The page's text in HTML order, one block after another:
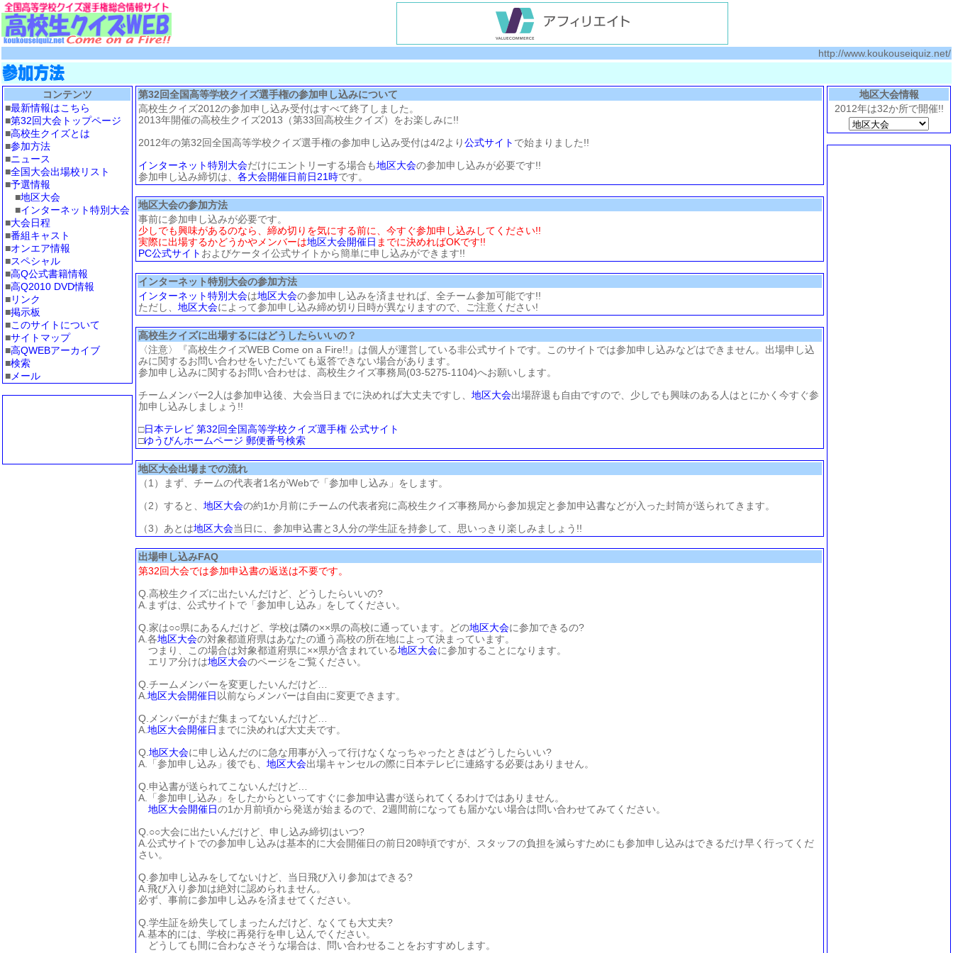
http://www.koukouseiquiz.net/
コンテンツ
■最新情報はこちら
■第32回大会トップページ
■高校生クイズとは
■参加方法
■ニュース
■全国大会出場校リスト
■予選情報
■地区大会
■インターネット特別大会
■大会日程
■番組キャスト
■オンエア情報
■スペシャル
■高Q公式書籍情報
■高Q2010 DVD情報
■リンク
■掲示板
■このサイトについて
■サイトマップ
■高QWEBアーカイブ
■検索
■ メール
第32回全国高等学校クイズ選手権の参加申し込みについて
高校生クイズ2012の参加申し込み受付はすべて終了しました。
2013年開催の高校生クイズ2013（第33回高校生クイズ）をお楽しみに!!
2012年の第32回全国高等学校クイズ選手権の参加申し込み受付は4/2より公式サイト で始まりました!!
インターネット特別大会だけにエントリーする場合も地区大会の参加申し込みが必要です!!
参加申し込み締切は、 各大会開催日前日21時です。
地区大会の参加方法
事前に参加申し込みが必要です。
少しでも興味があるのなら、締め切りを気にする前に、今すぐ参加申し込みしてください!!
実際に出場するかどうかやメンバーは地区大会開催日 までに決めればOKです!!
PC公式サイト およびケータイ公式サイトから簡単に申し込みができます!!
インターネット特別大会の参加方法
インターネット特別大会は地区大会の参加申し込みを済ませれば、全チーム参加可能です!!
ただし、 地区大会によって参加申し込み締め切り日時が異なりますので、ご注意ください!
高校生クイズに出場するにはどうしたらいいの？
〈注意〉『高校生クイズWEB Come on a Fire!!』は個人が運営している非公式サイトです。このサイトでは参加申し込みなどはできません。出場申し込
みに関するお問い合わせをいただいても返答できない場合があります。
参加申し込みに関するお問い合わせは 、高校生クイズ事務局(03-5275-1104)へお願いします。
チームメンバー2人は参加申込後、大会当日までに決めれば大丈夫ですし、 地区大会出場辞退も自由ですので、少しでも興味のある人はとにかく今すぐ参
加申し込みしましょう!!
□日本テレビ 第32回全国高等学校クイズ選手権 公式サイト
□ゆうびんホームページ 郵便番号検索
地区大会出場までの流れ
（1）まず、チームの代表者1名がWebで「参加申し込み」をします。
（2）すると、 地区大会の約1か月前にチームの代表者宛に高校生クイズ事務局から参加規定と参加申込書などが入った封筒が送られてきます。
（3）あとは地区大会当日に、参加申込書と3人分の学生証を持参して、思いっきり楽しみましょう!!
出場申し込みFAQ
第32回大会では参加申込書の返送は不要です。
Q.高校生クイズに出たいんだけど、どうしたらいいの?
A.まずは、公式サイトで「参加申し込み」をしてください。
Q.家は○○県にあるんだけど、学校は隣の××県の高校に通っています。どの地区大会に参加できるの?
A.各地区大会の対象都道府県はあなたの通う高校の所在地によって決まっています。
つまり、この場合は対象都道府県に××県が含まれている地区大会に参加することになります。
エリア分けは地区大会のページをご覧ください。
Q.チームメンバーを変更したいんだけど…
A. 地区大会開催日 以前ならメンバーは自由に変更できます。
Q.メンバーがまだ集まってないんだけど…
A. 地区大会開催日 までに決めれば大丈夫です。
Q. 地区大会に申し込んだのに急な用事が入って行けなくなっちゃったときはどうしたらいい?
A.「参加申し込み」後でも、 地区大会出場キャンセルの際に日本テレビに連絡する必要はありません。
Q.申込書が送られてこないんだけど…
A.「参加申し込み」をしたからといってすぐに参加申込書が送られてくるわけではありません。
地区大会開催日の1か月前頃から発送が始まるので、2週間前になっても届かない場合は問い合わせてみてください。
Q.○○大会に出たいんだけど、申し込み締切はいつ?
A.公式サイトでの参加申し込みは基本的に大会開催日の前日20時頃ですが、スタッフの負担を減らすためにも参加申し込みはできるだけ早く行ってくだ
さい。
Q.参加申し込みをしてないけど、当日飛び入り参加はできる?
A.飛び入り参加は絶対に認められません。
必ず、事前に参加申し込みを済ませてください。
Q.学生証を紛失してしまったんだけど、なくても大丈夫?
A.基本的には、学校に再発行を申し込んでください。
どうしても間に合わなさそうな場合は、問い合わせることをおすすめします。
地区大会情報
2012年は32か所で開催!!